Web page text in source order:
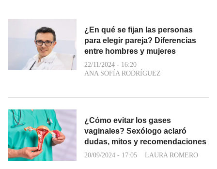
¿En qué se fijan las personas
para elegir pareja? Diferencias
entre hombres y mujeres
22/11/2024 - 16:20
ANA SOFÍA RODRÍGUEZ
¿Cómo evitar los gases
vaginales? Sexólogo aclaró
dudas, mitos y recomendaciones
20/09/2024 - 17:05 LAURA ROMERO